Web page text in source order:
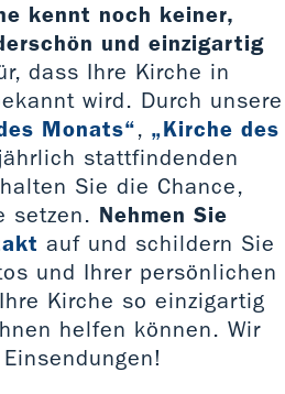
kennt noch keiner,
und einzigartig
dass Ihre Kirche in
wird. Durch unsere
Monats“, „Kirche des
stattfindenden
Sie die Chance,
setzen. Nehmen Sie
auf und schildern Sie
und Ihrer persönlichen
Kirche so einzigartig
helfen können. Wir